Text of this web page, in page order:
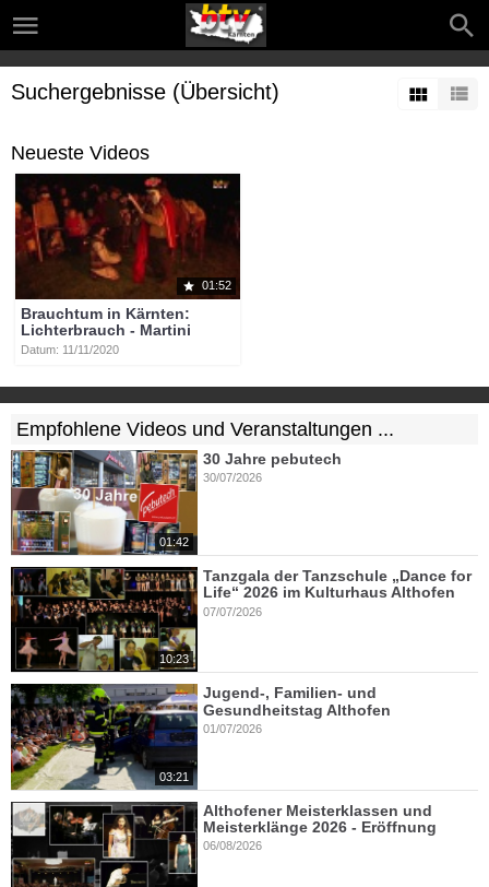
Suchergebnisse (Übersicht)
Neueste Videos
01:52
Brauchtum in Kärnten:
Lichterbrauch - Martini
Datum: 11/11/2020
Empfohlene Videos und Veranstaltungen ...
01:42
30 Jahre pebutech
30/07/2026
10:23
Tanzgala der Tanzschule „Dance for
Life“ 2026 im Kulturhaus Althofen
07/07/2026
03:21
Jugend-, Familien- und
Gesundheitstag Althofen
01/07/2026
Althofener Meisterklassen und
Meisterklänge 2026 - Eröffnung
06/08/2026